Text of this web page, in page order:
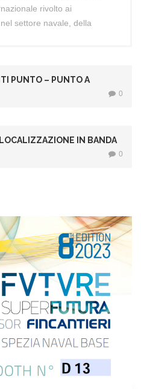
rivolto ai
settore navale, della
LA
GIUGNO
PUNTO – PUNTO A
0
IN BANDA
0